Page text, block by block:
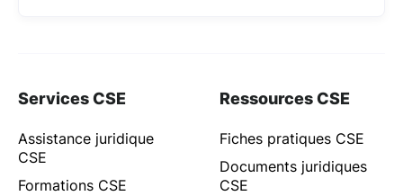
Services CSE
Assistance juridique
CSE
Formations CSE
Ressources CSE
Fiches pratiques CSE
Documents juridiques
CSE